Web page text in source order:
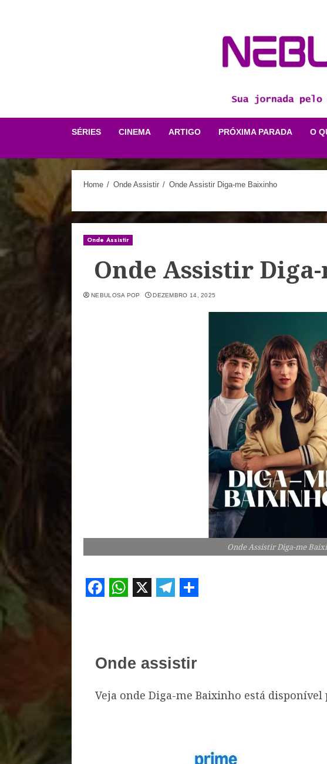
SÉRIES CINEMA ARTIGO PRÓXIMA PARADA O
Home Onde Assistir Onde Assistir Diga-me Baixinho
Onde Assistir
Onde Assistir
NEBULOSA POP DEZEMBRO 14, 2025
Onde Assistir Diga-me
Onde assistir
Veja onde Diga-me Baixinho está